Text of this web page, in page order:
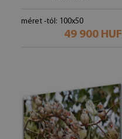
méret -tól: 100x50
49 900 HUF